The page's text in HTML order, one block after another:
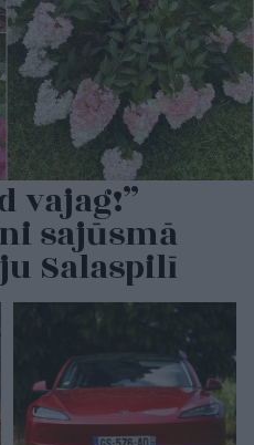
vajag!”
sajūsmā
Salaspilī